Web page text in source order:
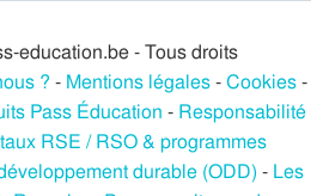
education.be - Tous droits
? - Mentions légales-Cookies-
Pass Éducation - Responsabilité
RSE / RSO & programmes
durable (ODD) - Les